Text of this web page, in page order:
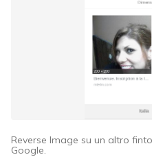
Reverse Image su un altro
Google.